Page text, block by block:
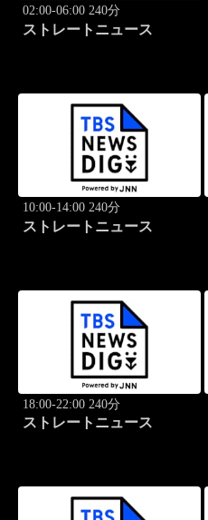
02:00-06:00 240分
ストレートニュース
10:00-14:00 240分
ストレートニュース
18:00-22:00 240分
ストレートニュース